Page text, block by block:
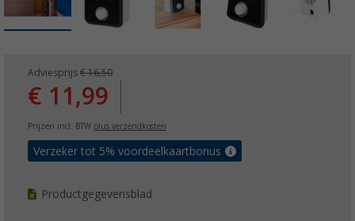
Adviesprijs € 16,50
€ 11,99
Prijzen incl. BTW plus verzendkosten
Verzeker tot 5% voordeelkaartbonus
Productgegevensblad